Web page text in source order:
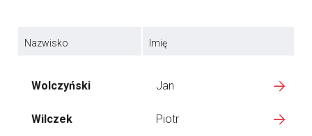
Nazwisko Imię
Wolczyński Jan
Wilczek Piotr